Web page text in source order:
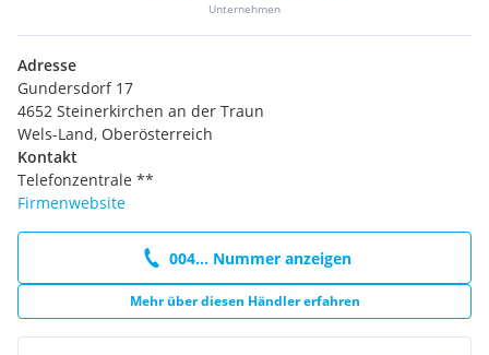
Unternehmen
Adresse
Gundersdorf 17
4652 Steinerkirchen an der Traun
Wels-Land, Oberösterreich
Kontakt
Telefonzentrale **
Firmenwebsite
004... Nummer anzeigen
Mehr über diesen Händler erfahren